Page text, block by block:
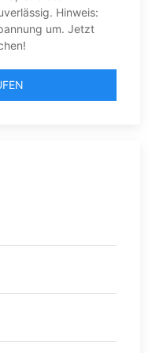
Hinweis:
um. Jetzt